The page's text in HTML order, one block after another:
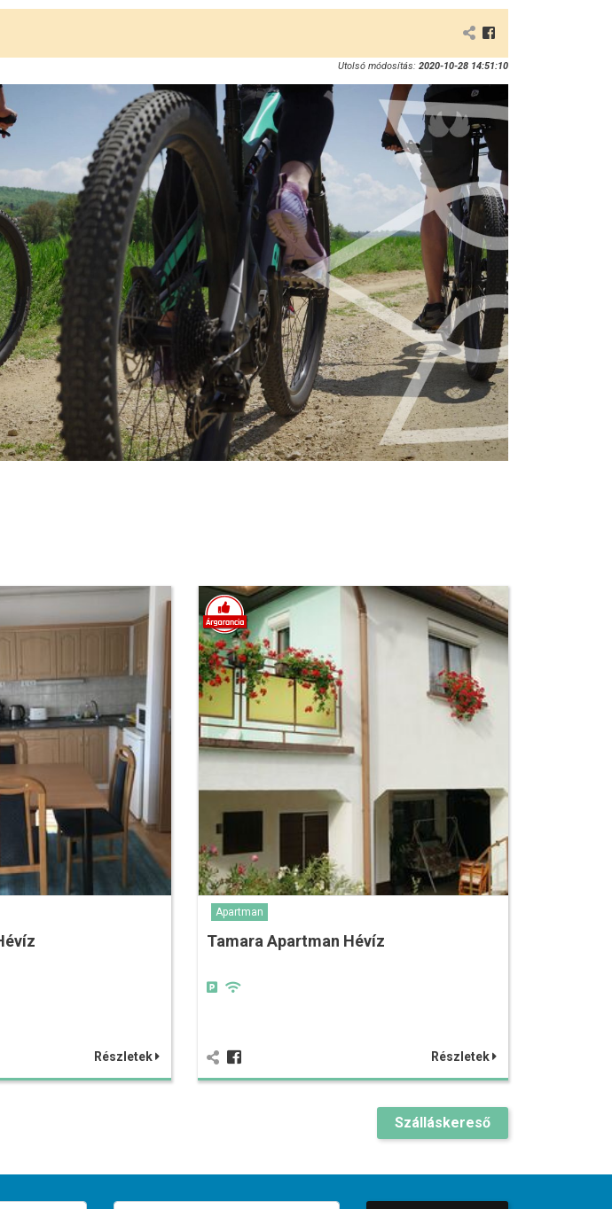
Utolsó módosítás: 2020-10-28 14:51:10
Részletek
Apartman
Tamara Apartman Hévíz
Részletek
Szálláskereső